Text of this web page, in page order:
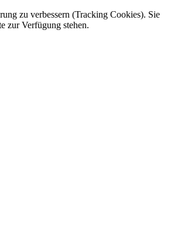
zu verbessern (Tracking Cookies). Sie
zur Verfügung stehen.